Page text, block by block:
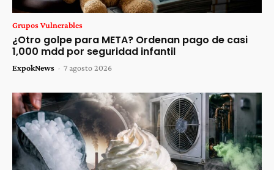
Grupos Vulnerables
¿Otro golpe para META? Ordenan pago de casi
1,000 mdd por seguridad infantil
ExpokNews - 7 agosto 2026